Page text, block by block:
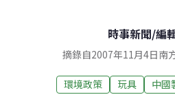
時事新聞/編
摘錄自2007年11月4日南
環境政策 玩具 中國